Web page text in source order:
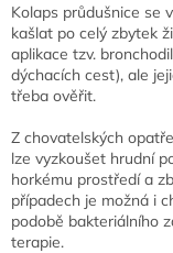
Kolaps průdušnice se
kašlat po celý zbytek
aplikace tzv.
dýchacích cest), ale
třeba ověřit.
Z chovatelských
lze vyzkoušet hrudní
horkému prostředí a
případech je možná i
podobě bakteriálního
terapie.